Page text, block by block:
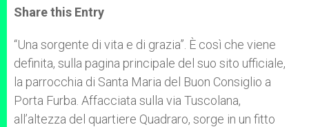
t
s
p
p
s
e
g
e
r
e
b
o
k
r
Share this Entry
“Una sorgente di vita e di grazia”. È così che viene
definita, sulla pagina principale del suo sito ufficiale,
la parrocchia di Santa Maria del Buon Consiglio a
Porta Furba. Affacciata sulla via Tuscolana,
all’altezza del quartiere Quadraro, sorge in un fitto